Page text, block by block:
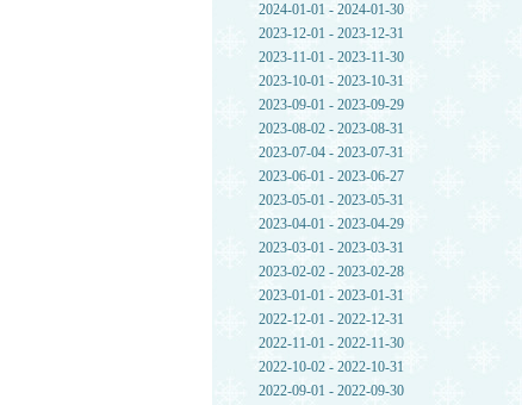
2024-01-01 - 2024-01-30
2023-12-01 - 2023-12-31
2023-11-01 - 2023-11-30
2023-10-01 - 2023-10-31
2023-09-01 - 2023-09-29
2023-08-02 - 2023-08-31
2023-07-04 - 2023-07-31
2023-06-01 - 2023-06-27
2023-05-01 - 2023-05-31
2023-04-01 - 2023-04-29
2023-03-01 - 2023-03-31
2023-02-02 - 2023-02-28
2023-01-01 - 2023-01-31
2022-12-01 - 2022-12-31
2022-11-01 - 2022-11-30
2022-10-02 - 2022-10-31
2022-09-01 - 2022-09-30